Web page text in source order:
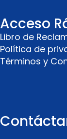
Acceso
Libro de
Política de
Términos y